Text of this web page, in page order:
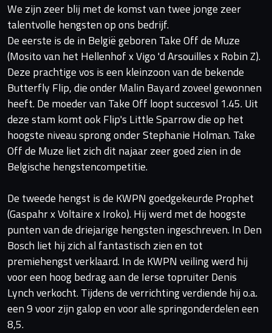
We zijn zeer blij met de komst van twee jonge zeer
talentvolle hengsten op ons bedrijf.
De eerste is de in België geboren Take Off de Muze
(Mosito van het Hellenhof x Vigo 'd Arsouilles x Robin Z).
Deze prachtige vos is een kleinzoon van de bekende
Butterfly Flip, die onder Malin Bayard zoveel gewonnen
heeft. De moeder van Take Off loopt succesvol 1.45. Uit
deze stam komt ook Flip's Little Sparrow die op het
hoogste niveau sprong onder Stephanie Holman. Take
Off de Muze liet zich dit najaar zeer goed zien in de
Belgische hengstencompetitie.
De tweede hengst is de KWPN goedgekeurde Prophet
(Gaspahr x Voltaire x Iroko). Hij werd met de hoogste
punten van de driejarige hengsten ingeschreven. In Den
Bosch liet hij zich al fantastisch zien en tot
premiehengst verklaard. In de KWPN veiling werd hij
voor een hoog bedrag aan de Ierse topruiter Denis
Lynch verkocht. Tijdens de verrichting verdiende hij o.a.
een 9 voor zijn galop en voor alle springonderdelen een
8,5.